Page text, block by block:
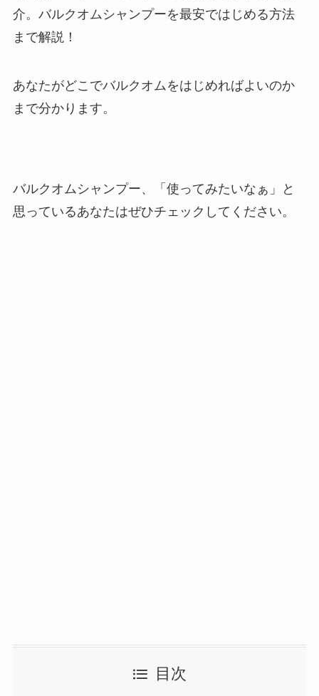
介。バルクオムシャンプーを最安ではじめる方法
まで解説！
あなたがどこでバルクオムをはじめればよいのか
まで分かります。
バルクオムシャンプー、「使ってみたいなぁ」と
思っているあなたはぜひチェックしてください。
目次